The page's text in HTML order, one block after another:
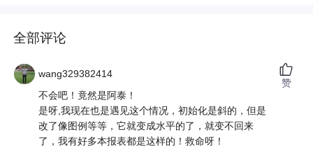
全部评论
wang329382414
不会吧！竟然是阿泰！
是呀,我现在也是遇见这个情况，初始化是斜的，但是
改了像图例等等，它就变成水平的了，就变不回来
了，我有好多本报表都是这样的！救命呀！
赞